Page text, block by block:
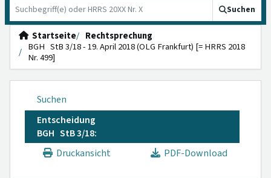
Suchen
Startseite
Rechtsprechung
BGH StB 3/18 - 19. April 2018 (OLG Frankfurt) [= HRRS 2018
Nr. 499]
Suchen
Entscheidung
BGH StB 3/18:
Druckansicht
PDF-Download